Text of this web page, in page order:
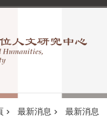
最新消息 最新消息